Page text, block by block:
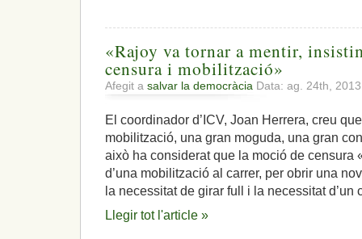
«Rajoy va tornar a mentir,
censura i mobilització»
Afegit a salvar la democràcia Data: ag. 24th,
El coordinador d’ICV, Joan Herrera, creu
mobilització, una gran moguda, una gran
això ha considerat que la moció de censura
d’una mobilització al carrer, per obrir una
la necessitat de girar full i la necessitat
Llegir tot l'article »